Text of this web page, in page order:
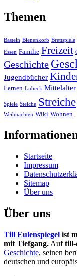
Themen
Basteln Bienenkorb Brettspiele
Essen Familie Freizeit
Geschichte
Jugendbücher
Lernen Lübeck Mittelalter
Spiele Steiche Streiche
Weihnachten Wiki Wohnen
Startseite
Impressum
Sitemap
Über uns
Über uns
Till Eulenspiegel ist
mit Tiefgang. Auftill-
Geschichte, seinen
deutschen und